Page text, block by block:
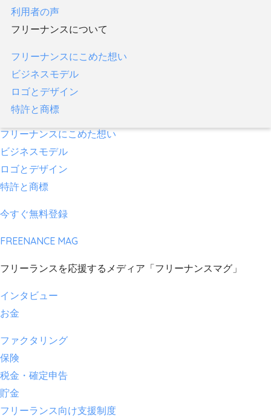
利用者の声
フリーナンスについて
フリーナンスにこめた想い
ビジネスモデル
ロゴとデザイン
特許と商標
バーチャルオフィス
企業の方へ
ご利用マニュアル
よくある質問
利用者の声
フリーナンスについて
フリーナンスにこめた想い
ビジネスモデル
ロゴとデザイン
特許と商標
今すぐ無料登録
FREENANCE MAG
フリーランスを応援するメディア「フリーナンスマグ」
インタビュー
お金
ファクタリング
保険
税金・確定申告
貯金
フリーランス向け支援制度